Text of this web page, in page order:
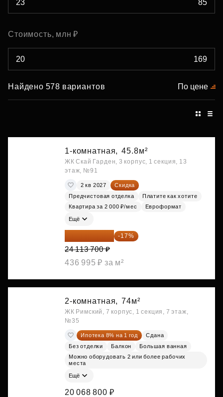
Стоимость, млн ₽
Найдено 578 вариантов По цене
1-комнатная, 45.8м²
ЖК Скай Гарден, 3 корпус, 1 секция, 13
этаж, №91
2 кв 2027
Скидка
Предчистовая отделка
Платите как хотите
Квартира за 2 000 ₽/мес
Евроформат
Ещё
20 014 371 ₽ -17%
24 113 700 ₽
436 995 ₽ за м²
2-комнатная, 74м²
ЖК Римский, 7 корпус, 1 секция, 7 этаж,
№35
Ипотека 8% на 1 год
Сдана
Без отделки
Балкон
Большая ванная
Можно оборудовать 2 или более рабочих
места
Ещё
20 068 800 ₽